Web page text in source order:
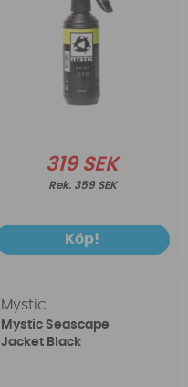
319 SEK
359 SEK
Köp!
Mystic
Mystic Seascape
Jacket Black